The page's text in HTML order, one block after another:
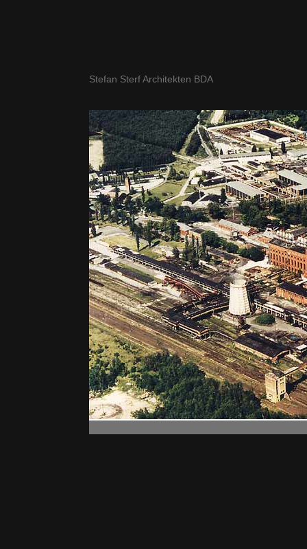
Stefan Sterf Architekten BDA